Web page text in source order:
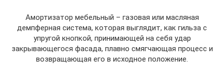
Амортизатор мебельный – газовая или масляная
демпферная система, которая выглядит, как гильза с
упругой кнопкой, принимающей на себя удар
закрывающегося фасада, плавно смягчающая процесс и
возвращающая его в исходное положение.